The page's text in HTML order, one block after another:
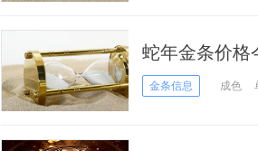
蛇年金条价格
金条信息 成色